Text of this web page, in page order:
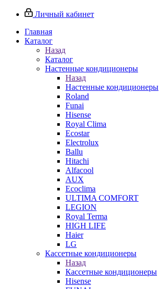
Личный кабинет
Главная
Каталог
Назад
Каталог
Настенные кондиционеры
Назад
Настенные кондиционеры
Roland
Funai
Hisense
Royal Clima
Ecostar
Electrolux
Ballu
Hitachi
Alfacool
AUX
Ecoclima
ULTIMA COMFORT
LEGION
Royal Terma
HIGH LIFE
Haier
LG
Кассетные кондиционеры
Назад
Кассетные кондиционеры
Hisense